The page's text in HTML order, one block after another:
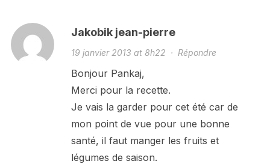
Jakobik jean-pierre
19 janvier 2013 at 8h22 · Répondre
Bonjour Pankaj,
Merci pour la recette.
Je vais la garder pour cet été car de
mon point de vue pour une bonne
santé, il faut manger les fruits et
légumes de saison.